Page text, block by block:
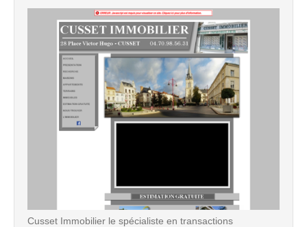
Cusset Immobilier le spécialiste en transactions